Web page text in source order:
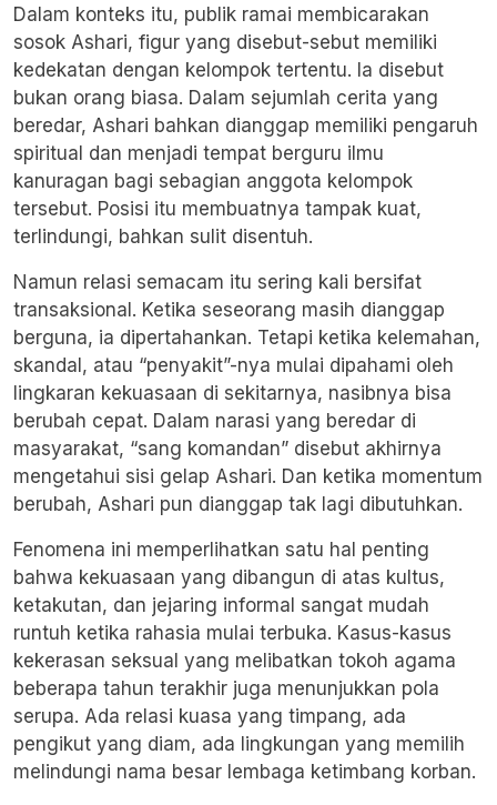
Dalam konteks itu, publik ramai membicarakan
sosok Ashari, figur yang disebut-sebut memiliki
kedekatan dengan kelompok tertentu. Ia disebut
bukan orang biasa. Dalam sejumlah cerita yang
beredar, Ashari bahkan dianggap memiliki pengaruh
spiritual dan menjadi tempat berguru ilmu
kanuragan bagi sebagian anggota kelompok
tersebut. Posisi itu membuatnya tampak kuat,
terlindungi, bahkan sulit disentuh.
Namun relasi semacam itu sering kali bersifat
transaksional. Ketika seseorang masih dianggap
berguna, ia dipertahankan. Tetapi ketika kelemahan,
skandal, atau “penyakit”-nya mulai dipahami oleh
lingkaran kekuasaan di sekitarnya, nasibnya bisa
berubah cepat. Dalam narasi yang beredar di
masyarakat, “sang komandan” disebut akhirnya
mengetahui sisi gelap Ashari. Dan ketika momentum
berubah, Ashari pun dianggap tak lagi dibutuhkan.
Fenomena ini memperlihatkan satu hal penting
bahwa kekuasaan yang dibangun di atas kultus,
ketakutan, dan jejaring informal sangat mudah
runtuh ketika rahasia mulai terbuka. Kasus-kasus
kekerasan seksual yang melibatkan tokoh agama
beberapa tahun terakhir juga menunjukkan pola
serupa. Ada relasi kuasa yang timpang, ada
pengikut yang diam, ada lingkungan yang memilih
melindungi nama besar lembaga ketimbang korban.